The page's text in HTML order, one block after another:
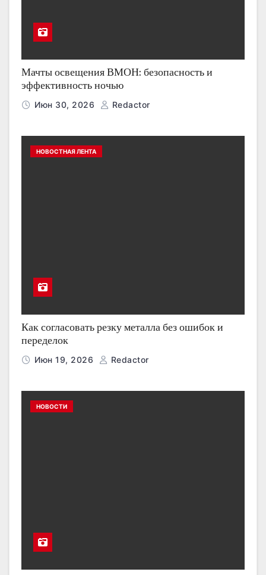
Мачты освещения ВМОН: безопасность и
эффективность ночью
Июн 30, 2026 Redactor
НОВОСТНАЯ ЛЕНТА
Как согласовать резку металла без ошибок и
переделок
Июн 19, 2026 Redactor
НОВОСТИ